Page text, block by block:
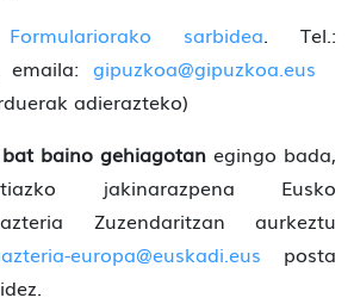
Formulariorako sarbidea. Tel.:
emaila: gipuzkoa@gipuzkoa.eus
adierazteko)
baino gehiagotan egingo bada,
jakinarazpena Eusko
Zuzendaritzan aurkeztu
europa@euskadi.eus posta